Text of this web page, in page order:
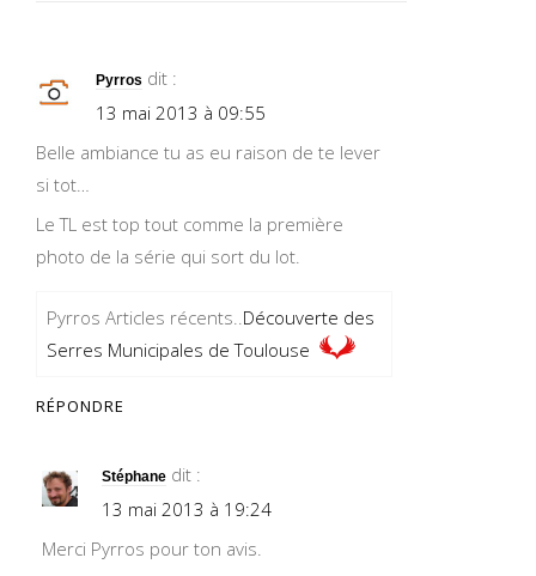
Pyrros dit :
13 mai 2013 à 09:55
Belle ambiance tu as eu raison de te lever
si tot…
Le TL est top tout comme la première
photo de la série qui sort du lot.
Pyrros Articles récents..Découverte des
Serres Municipales de Toulouse
RÉPONDRE
Stéphane dit :
13 mai 2013 à 19:24
Merci Pyrros pour ton avis.